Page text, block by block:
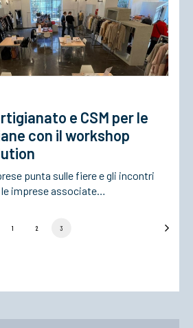
e CSM per le
con il workshop
punta sulle fiere e gli incontri
imprese associate…
1 2 3